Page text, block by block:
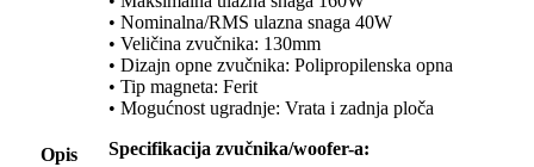
Opis
• Nominalna/RMS ulazna snaga 40W
• Veličina zvučnika: 130mm
• Dizajn opne zvučnika: Polipropilenska opna
• Tip magneta: Ferit
• Mogućnost ugradnje: Vrata i zadnja ploča
Specifikacija zvučnika/woofer-a: